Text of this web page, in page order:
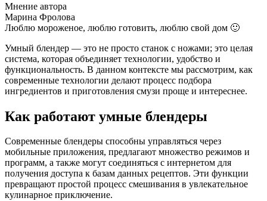
Мнение автора
Марина Фролова
Люблю мороженое, люблю готовить, люблю свой дом 🙂
Умный блендер — это не просто станок с ножами; это целая
система, которая объединяет технологии, удобство и
функциональность. В данном контексте мы рассмотрим, как
современные технологии делают процесс подбора
ингредиентов и приготовления смузи проще и интереснее.
Как работают умные блендеры
Современные блендеры способны управляться через
мобильные приложения, предлагают множество режимов и
программ, а также могут соединяться с интернетом для
получения доступа к базам данных рецептов. Эти функции
превращают простой процесс смешивания в увлекательное
кулинарное приключение.